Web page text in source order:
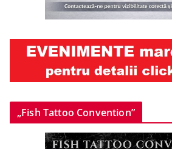
„Fish Tattoo Convention”